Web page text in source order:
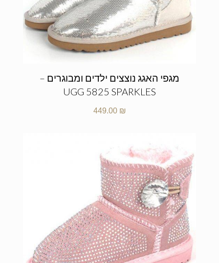
מגפי האגג נוצצים ילדים ומבוגרים –
UGG 5825 SPARKLES
449.00 ₪